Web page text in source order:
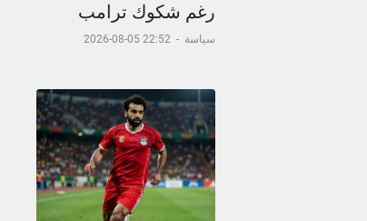
رغم شكوك ترامب
سياسة -
22:52 05-08-2026